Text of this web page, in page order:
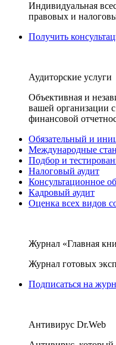
Индивидуальная
правовых и
Получить
Аудиторские услуги
Объективная и
вашей организации
финансовой
Обязательный и
Международные
Подбор и
Налоговый аудит
Консультационное
Кадровый аудит
Оценка всех видов
Журнал «Главная
Журнал готовых
Подписаться на
Антивирус Dr.Web